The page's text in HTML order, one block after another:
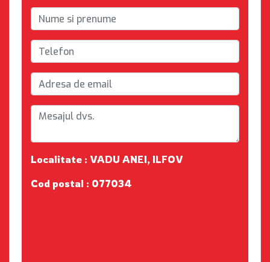
Localitate : VADU ANEI, ILFOV
Cod postal : 077034